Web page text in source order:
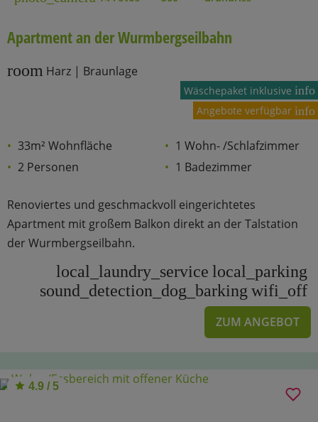
Apartment an der Wurmbergseilbahn
room Harz | Braunlage
Wäschepaket inklusive info
Angebote verfügbar info
33m² Wohnfläche
2 Personen
1 Wohn- /Schlafzimmer
1 Badezimmer
Renoviertes und geschmackvoll eingerichtetes
Apartment mit großem Balkon direkt an der Talstation
der Wurmbergseilbahn.
local_laundry_service local_parking
sound_detection_dog_barking wifi_off
ZUM ANGEBOT
4.9 / 5